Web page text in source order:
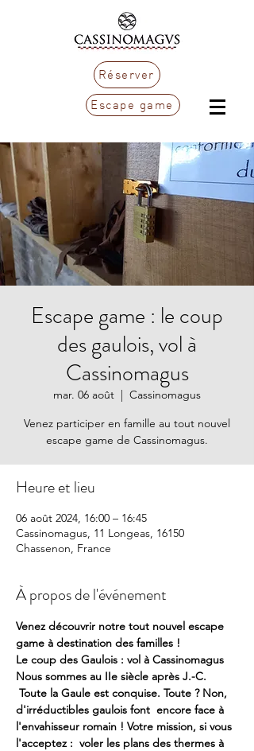
Réserver
Escape game
Escape game : le coup
des gaulois, vol à
Cassinomagus
mar. 06 août
  |
Cassinomagus
Venez participer en famille au tout nouvel
escape game de Cassinomagus.
Heure et lieu
06 août 2024, 16:00 – 16:45
Cassinomagus, 11 Longeas, 16150
Chassenon, France
À propos de l'événement
Venez découvrir notre tout nouvel escape
game à destination des familles !
Le coup des Gaulois : vol à Cassinomagus
Nous sommes au IIe siècle après J.-C.
Toute la Gaule est conquise. Toute ? Non,
d'irréductibles gaulois font  encore face à
l'envahisseur romain ! Votre mission, si vous
l'acceptez :  voler les plans des thermes à